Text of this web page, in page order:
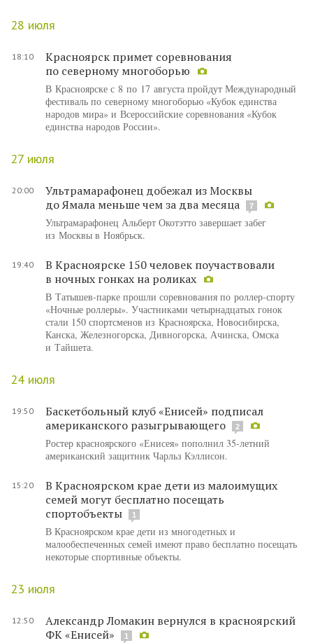
28 июля
18:10
Красноярск примет соревнования
по северному многоборью
В Красноярске с 8 по 17 августа пройдут Международный
фестиваль по северному многоборью «Кубок единства
народов мира» и Всероссийские соревнования «Кубок
единства народов России».
27 июля
20:00
Ультрамарафонец добежал из Москвы
до Ямала меньше чем за два месяца
7
Ультрамарафонец Альберт Окотэтто завершает забег
из Москвы в Ноябрьск.
19:40
В Красноярске 150 человек поучаствовали
в ночных гонках на роликах
В Татышев-парке прошли соревнования по роллер-спорту
«Ночные роллеры». Участниками четырнадцатых гонок
стали 150 спортсменов из Красноярска, Новосибирска,
Канска, Железногорска, Дивногорска, Ачинска, Омска
и Тайшета.
24 июля
19:50
Баскетбольный клуб «Енисей» подписал
американского разыгрывающего
2
Ростер красноярского «Енисея» пополнил 35-летний
американский защитник Чарльз Кэллисон.
15:20
В Красноярском крае дети из малоимущих
семей могут бесплатно посещать
спортобъекты
1
В Красноярском крае дети из многодетных и
малообеспеченных семей имеют право бесплатно посещать
некоторые спортивные объекты.
23 июля
12:50
Александр Ломакин вернулся в красноярский
ФК «Енисей»
1